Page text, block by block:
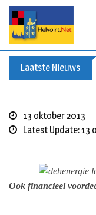
p
Laatste Nieuws
13 oktober 2013
Latest Update: 13
Ook financieel